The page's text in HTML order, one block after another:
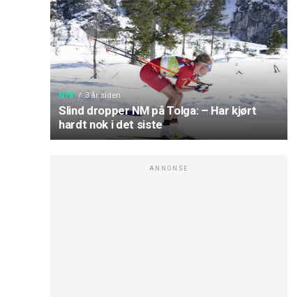
NTB 3 år siden
Slind dropper NM på Tolga: – Har kjørt
hardt nok i det siste
ANNONSE